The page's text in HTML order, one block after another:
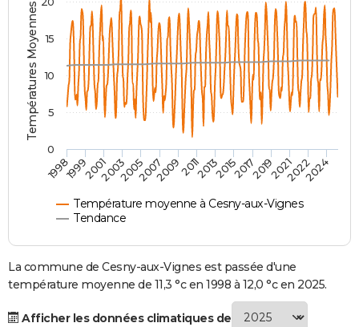
Destinations
City break
Voyage nature
Voyage de noces
Forum
Climat
PHOTO
GUIDES D'ACHAT
BONS PLANS
CARTE DE VOEUX
Carte de Noël
Carte Bonne année
Carte Saint-Valentin
Carte Pâques
Carte d'anniversaire
DICTIONNAIRE
Dictionnaire
Biographies
Citations
Expressions
Proverbes
PROGRAMME TV
COPAINS D'AVANT
S'inscrire
Se connecter
Lycées
Collèges
Primaires
Universités
Entreprises
Service militaire
Avis de recherche
AVIS DE DÉCÈS
FORUM
Températures Moyennes ( °C )
Température moyenne à Cesny-aux-Vignes
Tendance
199819992001200320052007200920112013201520172019202120222024
0
5
10
15
La commune de Cesny-aux-Vignes est passée d'une
température moyenne de 11,3 °c en 1998 à 12,0 °c en 2025.
Afficher les données climatiques de